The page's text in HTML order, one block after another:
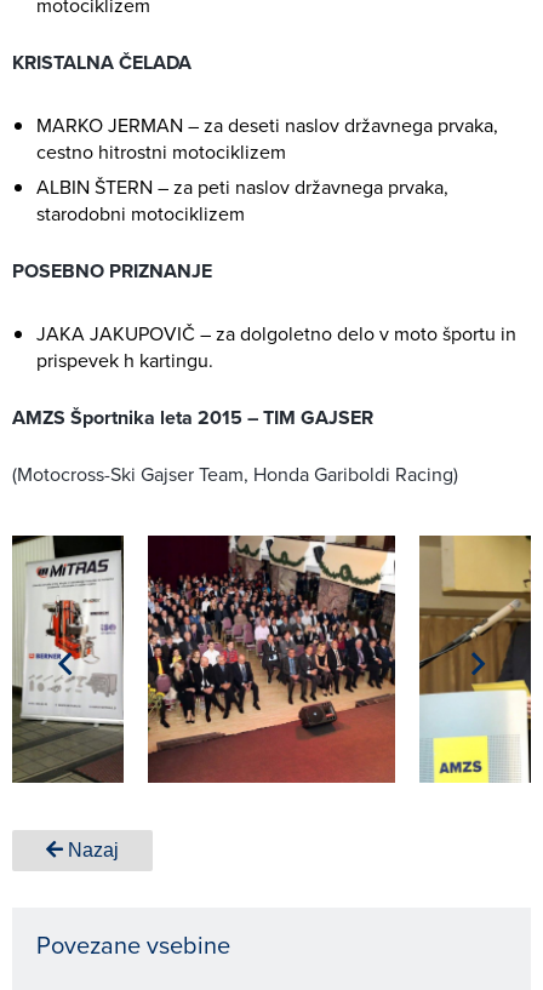
KRISTALNA ČELADA
MARKO JERMAN – za deseti naslov državnega prvaka,
cestno hitrostni motociklizem
ALBIN ŠTERN – za peti naslov državnega prvaka,
starodobni motociklizem
POSEBNO PRIZNANJE
JAKA JAKUPOVIČ – za dolgoletno delo v moto športu in
prispevek h kartingu.
AMZS Športnika leta 2015 – TIM GAJSER
(Motocross-Ski Gajser Team, Honda Gariboldi Racing)
Nazaj
Povezane vsebine